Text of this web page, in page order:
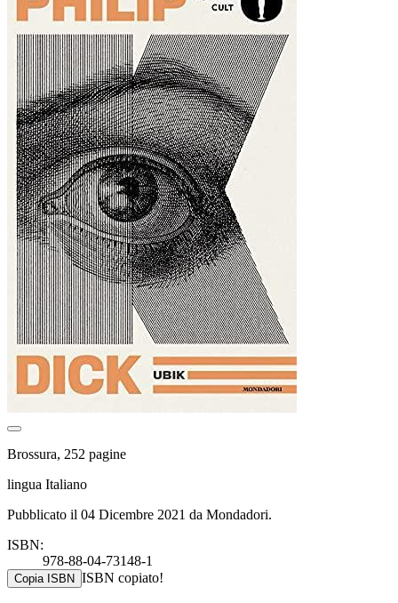
Brossura, 252 pagine
lingua Italiano
Pubblicato il 04 Dicembre 2021 da Mondadori.
ISBN:
978-88-04-73148-1
Copia ISBN ISBN copiato!